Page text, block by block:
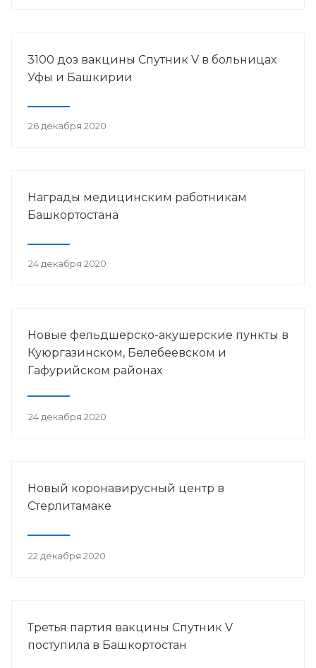
3100 доз вакцины Спутник V в больницах
Уфы и Башкирии
26 декабря 2020
Награды медицинским работникам
Башкортостана
24 декабря 2020
Новые фельдшерско-акушерские пункты в
Куюргазинском, Белебеевском и
Гафурийском районах
24 декабря 2020
Новый коронавирусный центр в
Стерлитамаке
22 декабря 2020
Третья партия вакцины Спутник V
поступила в Башкортостан